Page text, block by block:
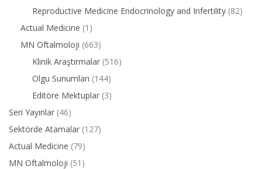
Reproductive Medicine Endocrinology and Infertility (82)
Actual Medicine (1)
MN Oftalmoloji (663)
Klinik Araştırmalar (516)
Olgu Sunumları (144)
Editöre Mektuplar (3)
Seri Yayınlar (46)
Sektörde Atamalar (127)
Actual Medicine (79)
MN Oftalmoloji (51)